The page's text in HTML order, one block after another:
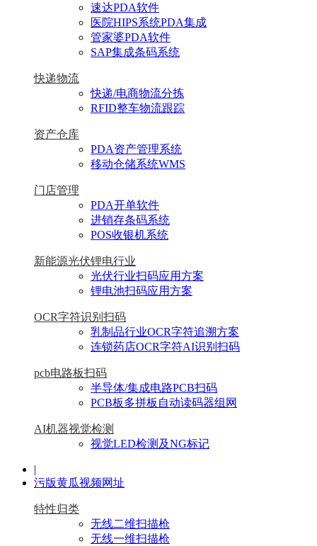
速达PDA软件
医院HIPS系统PDA集成
管家婆PDA软件
SAP集成条码系统
快递物流
快递/电商物流分拣
RFID整车物流跟踪
资产仓库
PDA资产管理系统
移动仓储系统WMS
门店管理
PDA开单软件
进销存条码系统
POS收银机系统
新能源光伏锂电行业
光伏行业扫码应用方案
锂电池扫码应用方案
OCR字符识别扫码
乳制品行业OCR字符追溯方案
连锁药店OCR字符AI识别扫码
pcb电路板扫码
半导体/集成电路PCB扫码
PCB板多拼板自动读码器组网
AI机器视觉检测
视觉LED检测及NG标记
|
污版黄瓜视频网址
特性归类
无线二维扫描枪
无线一维扫描枪